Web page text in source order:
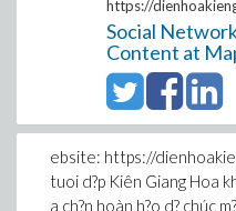
https://
Social
Content at
ebsite: https://
tuoi d?p Kiên Giang Hoa
a ch?n hoàn h?o d? chúc